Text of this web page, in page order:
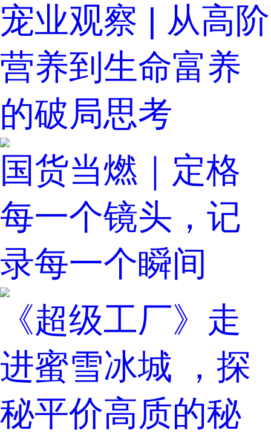
宠业观察 | 从高阶
营养到生命富养
的破局思考
国货当燃｜定格
每一个镜头，记
录每一个瞬间
《超级工厂》走
进蜜雪冰城 ，探
秘平价高质的秘